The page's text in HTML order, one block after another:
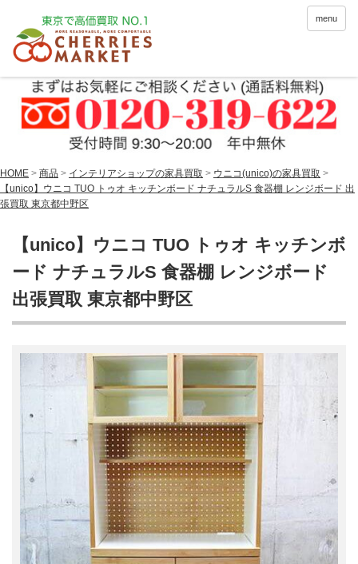
menu
HOME > 商品 > インテリアショップの家具買取 > ウニコ(unico)の家具買取 >
【unico】ウニコ TUO トゥオ キッチンボード ナチュラルS 食器棚 レンジボード 出
張買取 東京都中野区
【unico】ウニコ TUO トゥオ キッチンボ
ード ナチュラルS 食器棚 レンジボード
出張買取 東京都中野区